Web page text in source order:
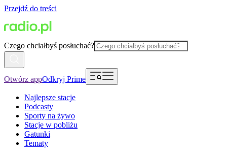
Przejdź do treści
Czego chciałbyś posłuchać?
Otwórz appOdkryj Prime
Najlepsze stacje
Podcasty
Sporty na żywo
Stacje w pobliżu
Gatunki
Tematy